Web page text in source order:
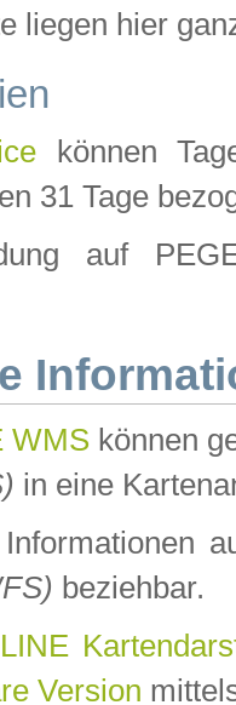
liegen hier
können
31 Tage
auf
WMS können
in eine
beziehbar.
Version